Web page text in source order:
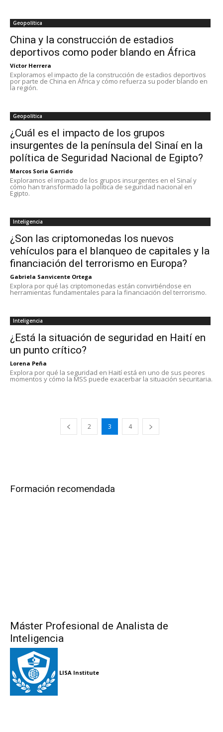
Geopolítica
China y la construcción de estadios
deportivos como poder blando en África
Víctor Herrera
Exploramos el impacto de la construcción de estadios deportivos
por parte de China en África y cómo refuerza su poder blando en
la región.
Geopolítica
¿Cuál es el impacto de los grupos
insurgentes de la península del Sinaí en la
política de Seguridad Nacional de Egipto?
Marcos Soria Garrido
Exploramos el impacto de los grupos insurgentes en el Sinaí y
cómo han transformado la política de seguridad nacional en
Egipto.
Inteligencia
¿Son las criptomonedas los nuevos
vehículos para el blanqueo de capitales y la
financiación del terrorismo en Europa?
Gabriela Sanvicente Ortega
Explora por qué las criptomonedas están convirtiéndose en
herramientas fundamentales para la financiación del terrorismo.
Inteligencia
¿Está la situación de seguridad en Haití en
un punto crítico?
Lorena Peña
Explora por qué la seguridad en Haití está en uno de sus peores
momentos y cómo la MSS puede exacerbar la situación securitaria.
2 3 4
Formación recomendada
Máster Profesional de Analista de
Inteligencia
LISA Institute